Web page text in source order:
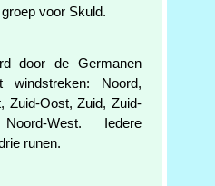
voor Skuld.
door de Germanen
windstreken: Noord,
Zuid-Oost, Zuid, Zuid-
West. Iedere
runen.